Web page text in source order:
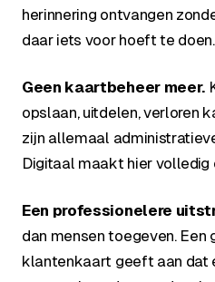
herinnering ontvangen
daar iets voor hoeft te doen.
Geen kaartbeheer meer.
opslaan, uitdelen, verloren
zijn allemaal
Digitaal maakt hier volledig
Een professionelere
dan mensen toegeven.
klantenkaart geeft aan dat